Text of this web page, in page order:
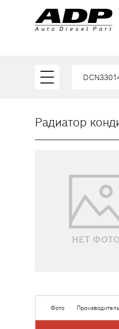
Радиатор
НЕТ ФОТО
Фото Производитель